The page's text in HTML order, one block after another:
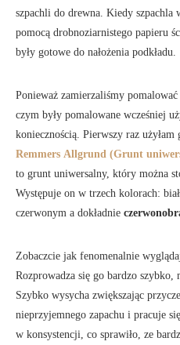
szpachli do drewna. Kiedy szpachla
pomocą drobnoziarnistego papieru
były gotowe do nałożenia podkładu.
Ponieważ zamierzaliśmy
czym były pomalowane wcześniej
koniecznością. Pierwszy raz
Remmers Allgrund (Grunt
to grunt uniwersalny, który można
Występuje on w trzech kolorach:
czerwonym a dokładnie
Zobaczcie jak fenomenalnie
Rozprowadza się go bardzo szybko,
Szybko wysycha zwiększając
nieprzyjemnego zapachu i pracuje
w konsystencji, co sprawiło, ze